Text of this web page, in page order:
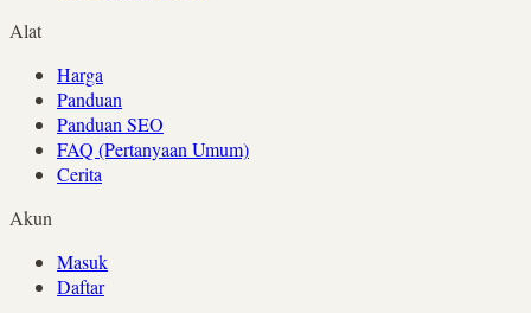
Alat
Harga
Panduan
Panduan SEO
FAQ (Pertanyaan Umum)
Cerita
Akun
Masuk
Daftar